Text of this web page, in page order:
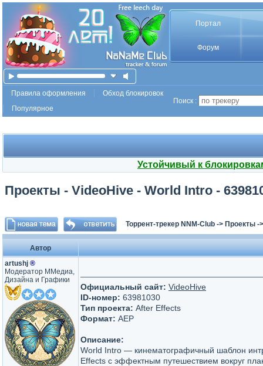
Портал
Форум
Правила оформления
Обход блокировок
Популярное
Поиск :
Устойчивый к
Проекты - VideoHive - World Intro -
Торрент-трекер NNM-Club -> Проекты -
Автор
artushj ®
Модератор ММедиа,
Дизайна и Графики
Официальный сайт: VideoHive
ID-номер: 63981030
Тип проекта: After Effects
Формат: AEP
Описание:
World Intro — кинематографичный шаблон
Effects с эффектным путешествием вокруг